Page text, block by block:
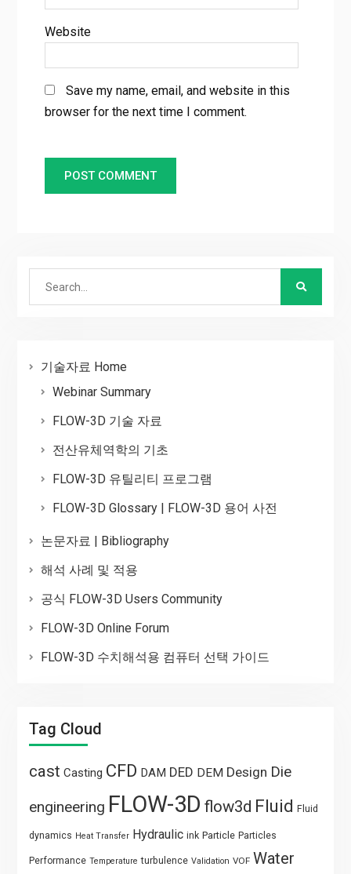
Website
Save my name, email, and website in this
browser for the next time I comment.
기술자료 Home
Webinar Summary
FLOW-3D 기술 자료
전산유체역학의 기초
FLOW-3D 유틸리티 프로그램
FLOW-3D Glossary | FLOW-3D 용어 사전
논문자료 | Bibliography
해석 사례 및 적용
공식 FLOW-3D Users Community
FLOW-3D Online Forum
FLOW-3D 수치해석용 컴퓨터 선택 가이드
Tag Cloud
cast Casting CFD DAM DED DEM Design Die
engineering FLOW-3D flow3d Fluid Fluid
dynamics Heat Transfer Hydraulic ink Particle Particles
Performance Temperature turbulence Validation VOF Water